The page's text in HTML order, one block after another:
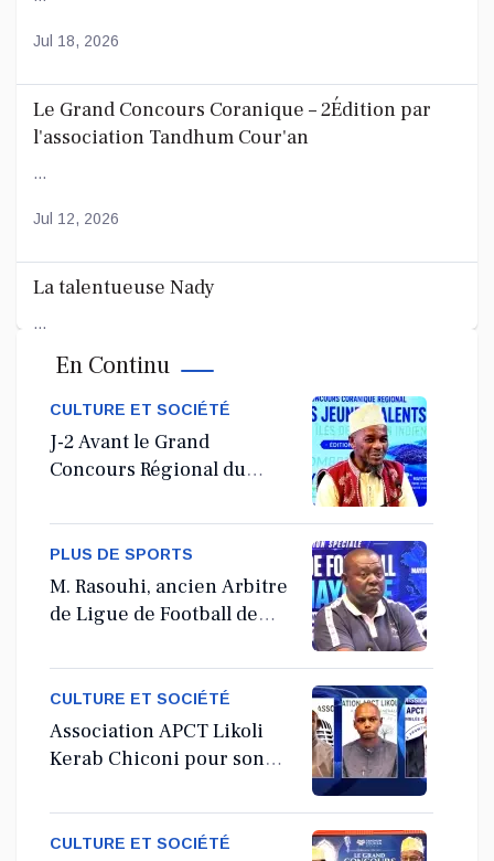
Jul 18, 2026
Le Grand Concours Coranique – 2Édition par
l'association Tandhum Cour'an
...
Jul 12, 2026
La talentueuse Nady
...
Jul 11, 2026
En Continu
CULTURE ET SOCIÉTÉ
J-2 Avant le Grand
Concours Régional du
PLUS DE SPORTS
M. Rasouhi, ancien Arbitre
de Ligue de Football de
CULTURE ET SOCIÉTÉ
Association APCT Likoli
Kerab Chiconi pour son
Ordinaire
CULTURE ET SOCIÉTÉ